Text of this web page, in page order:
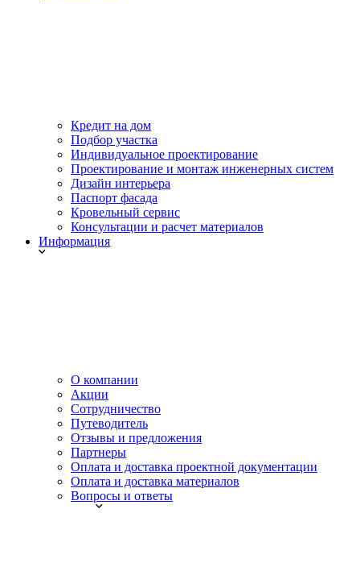
Кредит на дом
Подбор участка
Индивидуальное проектирование
Проектирование и монтаж инженерных систем
Дизайн интерьера
Паспорт фасада
Кровельный сервис
Консультации и расчет материалов
Информация
О компании
Акции
Сотрудничество
Путеводитель
Отзывы и предложения
Партнеры
Оплата и доставка проектной документации
Оплата и доставка материалов
Вопросы и ответы